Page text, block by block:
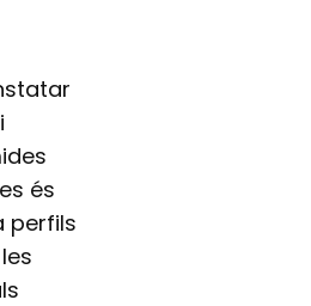
és
perfils